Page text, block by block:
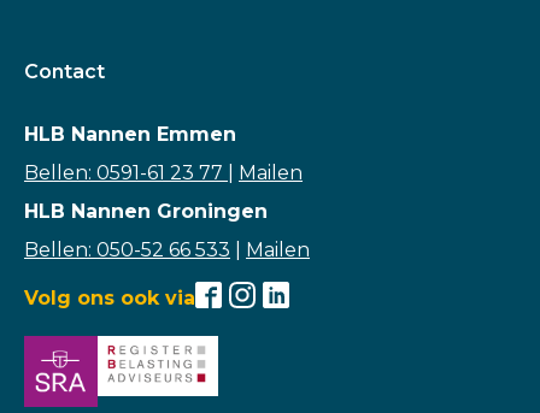
Contact
HLB Nannen Emmen
Bellen: 0591-61 23 77
Mailen
HLB Nannen Groningen
Bellen: 050-52 66 533
Mailen
Volg ons ook via